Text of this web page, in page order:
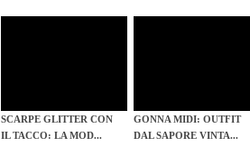
SCARPE GLITTER CON
IL TACCO: LA MOD...
GONNA MIDI: OUTFIT
DAL SAPORE VINTA...